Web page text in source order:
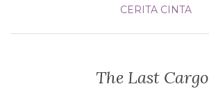
CERITA CINTA
The Last Cargo